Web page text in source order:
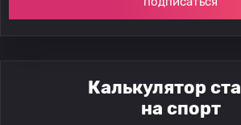
Калькулятор
на спорт